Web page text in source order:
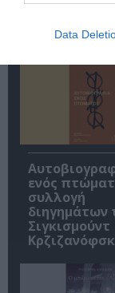
Data
ενός
συλλογή
διηγημάτων
Σιγκισμούντ